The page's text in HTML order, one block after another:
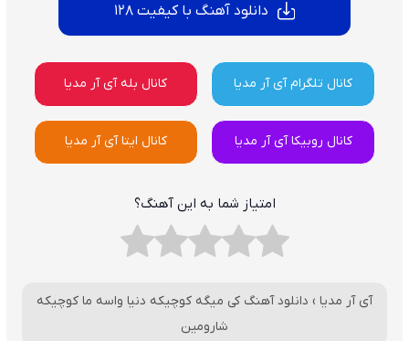
دانلود آهنگ با کیفیت 128
کانال تلگرام آی آر مدیا کانال بله آی آر مدیا
کانال روبیکا آی آر مدیا کانال ایتا آی آر مدیا
امتیاز شما به این آهنگ؟
آی آر مدیا › دانلود آهنگ کی میگه کوچیکه دنیا واسه ما کوچیکه
شارومین